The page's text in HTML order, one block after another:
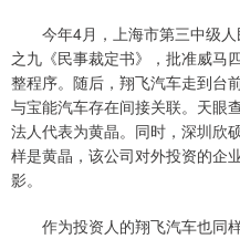
今年4月，上海市第三中级人
之九《民事裁定书》，批准威马
整程序。随后，翔飞汽车走到台
与宝能汽车存在间接关联。天眼
法人代表为黄晶。同时，深圳欣
样是黄晶，该公司对外投资的企
影。
作为投资人的翔飞汽车也同